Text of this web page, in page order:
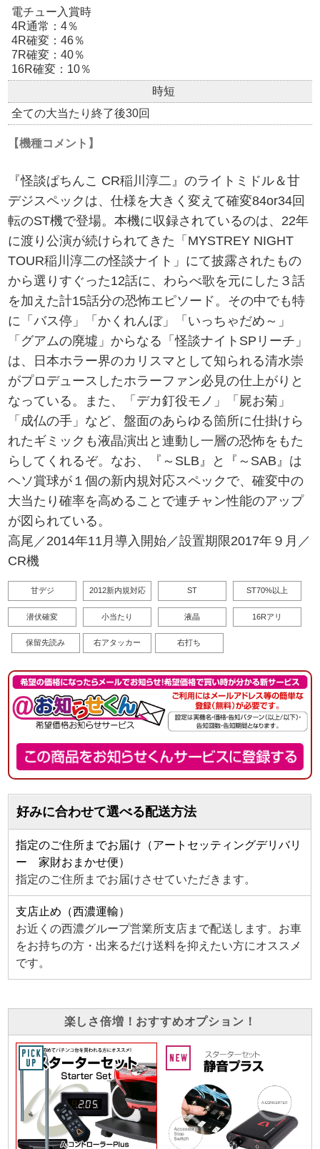
電チュー入賞時
4R通常：4％
4R確変：46％
7R確変：40％
16R確変：10％
時短
全ての大当たり終了後30回
【機種コメント】
『怪談ぱちんこ CR稲川淳二』のライトミドル＆甘
デジスペックは、仕様を大きく変えて確変84or34回
転のST機で登場。本機に収録されているのは、22年
に渡り公演が続けられてきた「MYSTREY NIGHT
TOUR稲川淳二の怪談ナイト」にて披露されたもの
から選りすぐった12話に、わらべ歌を元にした３話
を加えた計15話分の恐怖エピソード。その中でも特
に「バス停」「かくれんぼ」「いっちゃだめ～」
「グアムの廃墟」からなる「怪談ナイトSPリーチ」
は、日本ホラー界のカリスマとして知られる清水崇
がプロデュースしたホラーファン必見の仕上がりと
なっている。また、「デカ釘役モノ」「屍お菊」
「成仏の手」など、盤面のあらゆる箇所に仕掛けら
れたギミックも液晶演出と連動し一層の恐怖をもた
らしてくれるぞ。なお、『～SLB』と『～SAB』は
ヘソ賞球が１個の新内規対応スペックで、確変中の
大当たり確率を高めることで連チャン性能のアップ
が図られている。
高尾／2014年11月導入開始／設置期限2017年９月／
CR機
甘デジ 2012新内規対応 ST ST70%以上
潜伏確変 小当たり 液晶 16Rアリ
保留先読み 右アタッカー 右打ち
好みに合わせて選べる配送方法
指定のご住所までお届け（アートセッティングデリバリ
ー 家財おまかせ便）
指定のご住所までお届けさせていただきます。
支店止め（西濃運輸）
お近くの西濃グループ営業所支店まで配送します。お車
をお持ちの方・出来るだけ送料を抑えたい方にオススメ
です。
楽しさ倍増！おすすめオプション！